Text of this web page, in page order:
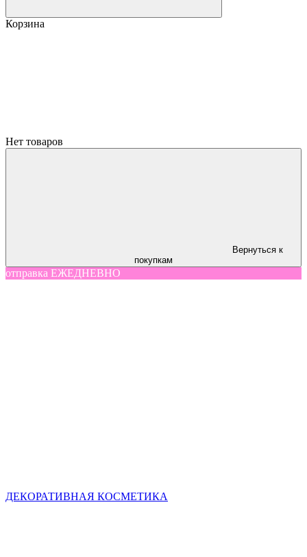
Корзина
Нет товаров
Вернуться к
покупкам
отправка ЕЖЕДНЕВНО
ДЕКОРАТИВНАЯ КОСМЕТИКА